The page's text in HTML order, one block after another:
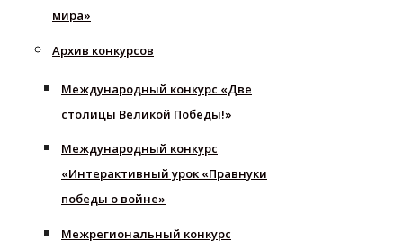
мира»
Архив конкурсов
Международный конкурс «Две
столицы Великой Победы!»
Международный конкурс
«Интерактивный урок «Правнуки
победы о войне»
Межрегиональный конкурс